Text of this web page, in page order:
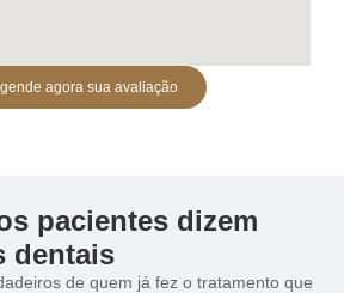
agora sua avaliação
pacientes dizem
dentais
de quem já fez o tratamento que